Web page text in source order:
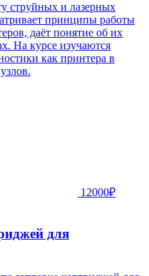
струйных и лазерных
принципы работы
даёт понятие об их
На курсе изучаются
как принтера в
12000₽
для